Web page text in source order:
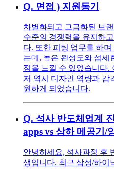
Q. 면접 ) 지원동기
차별화되고 고급화된 브
수준의 경쟁력을 유지하
다. 또한 피팅 업무를 하
는데, 높은 완성도와 섬세
점을 느낄 수 있었습니다.
저 역시 디자인 역량과 감
원하게 되었습니다.
Q. 석사 반도체업계
apps vs 삼하 메공기/
안녕하세요, 석사과정 후
생입니다. 최근 삼성/하이